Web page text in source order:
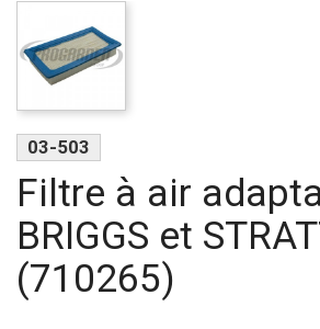
03-503
Filtre à air
BRIGGS et
(710265)